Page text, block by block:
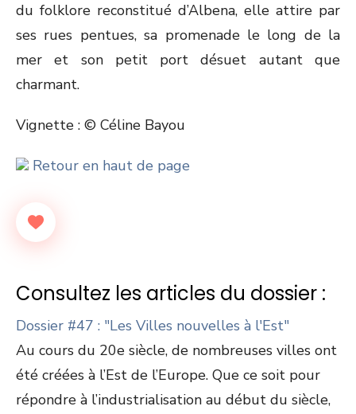
du folklore reconstitué d’Albena, elle attire par
ses rues pentues, sa promenade le long de la
mer et son petit port désuet autant que
charmant.
Vignette : © Céline Bayou
Retour en haut de page
Consultez les articles du dossier :
Dossier #47 : "Les Villes nouvelles à l'Est"
Au cours du 20e siècle, de nombreuses villes ont
été créées à l’Est de l’Europe. Que ce soit pour
répondre à l’industrialisation au début du siècle,